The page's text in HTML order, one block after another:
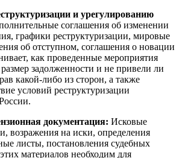
и урегулированию
соглашения об изменении
графики реструктуризации, мировые
об отступном, соглашения о новации
как проведенные мероприятия
задолженности и не привели ли
какой-либо из сторон, а также
условий реструктуризации
документация: Исковые
возражения на иски, определения
листы, постановления судебных
материалов необходим для